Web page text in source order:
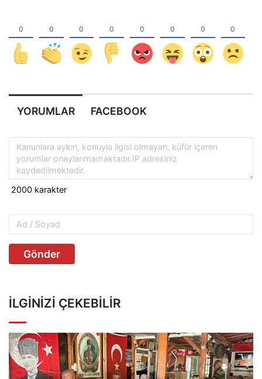
YORUMLAR FACEBOOK
Gönder
İLGINIZI ÇEKEBILIR